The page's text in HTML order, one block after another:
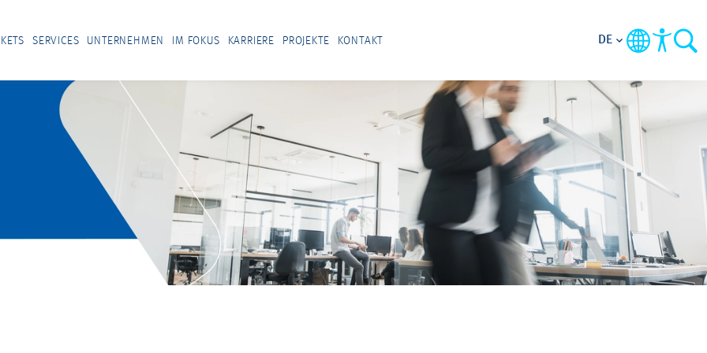
SERVICES UNTERNEHMEN IM FOKUS KARRIERE PROJEKTE KONTAKT DE